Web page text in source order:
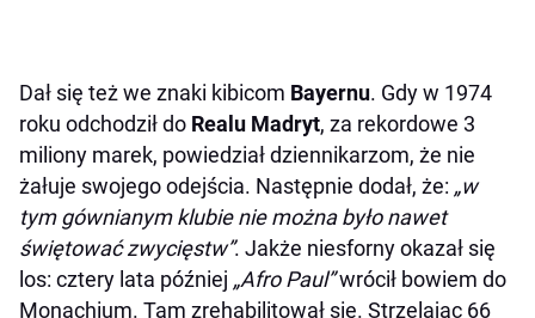
Dał się też we znaki kibicom Bayernu. Gdy w 1974
roku odchodził do Realu Madryt, za rekordowe 3
miliony marek, powiedział dziennikarzom, że nie
żałuje swojego odejścia. Następnie dodał, że: „w
tym gównianym klubie nie można było nawet
świętować zwycięstw”. Jakże niesforny okazał się
los: cztery lata później „Afro Paul”wrócił bowiem do
Monachium. Tam zrehabilitował się. Strzelając 66